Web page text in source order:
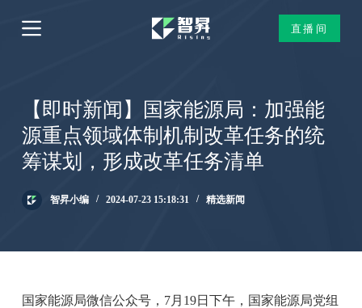
跳
过
直播间
【即时新闻】国家能源局：加强能
源重点领域体制机制改革任务的统
筹谋划，形成改革任务清单
智昇小编 2024-07-23 15:18:31 精选新闻
国家能源局微信公众号，7月19日下午，国家能源局党组